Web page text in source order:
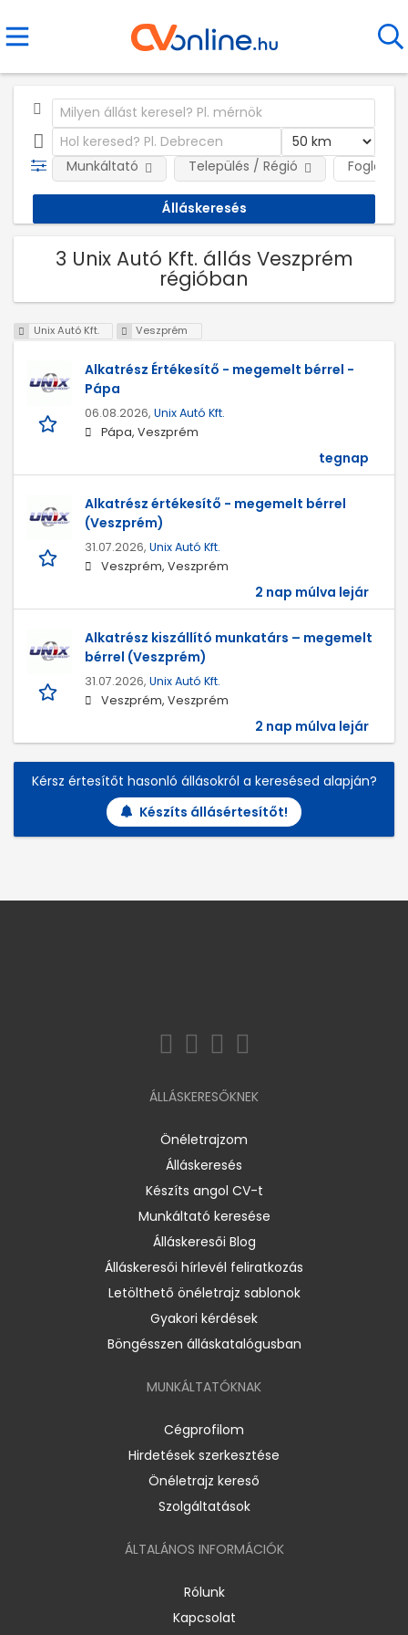
Munkáltató Település / Régió
3 Unix Autó Kft. állás Veszprém
régióban
Unix Autó Kft. Veszprém
Alkatrész Értékesítő - megemelt bérrel -
Pápa
06.08.2026, Unix Autó Kft.
Pápa, Veszprém
tegnap
Alkatrész értékesítő - megemelt bérrel
(Veszprém)
31.07.2026, Unix Autó Kft.
Veszprém, Veszprém
2 nap múlva lejár
Alkatrész kiszállító munkatárs – megemelt
bérrel (Veszprém)
31.07.2026, Unix Autó Kft.
Veszprém, Veszprém
2 nap múlva lejár
Kérsz értesítőt hasonló állásokról a keresésed alapján?
Készíts állásértesítőt!
ÁLLÁSKERESŐKNEK
Önéletrajzom
Álláskeresés
Készíts angol CV-t
Munkáltató keresése
Álláskeresői Blog
Álláskeresői hírlevél feliratkozás
Letölthető önéletrajz sablonok
Gyakori kérdések
Böngésszen álláskatalógusban
MUNKÁLTATÓKNAK
Cégprofilom
Hirdetések szerkesztése
Önéletrajz kereső
Szolgáltatások
ÁLTALÁNOS INFORMÁCIÓK
Rólunk
Kapcsolat